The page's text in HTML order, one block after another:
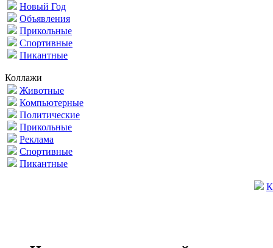
Новый Год
Объявления
Прикольные
Спортивные
Пикантные
Коллажи
Животные
Компьютерные
Политические
Прикольные
Реклама
Спортивные
Пикантные